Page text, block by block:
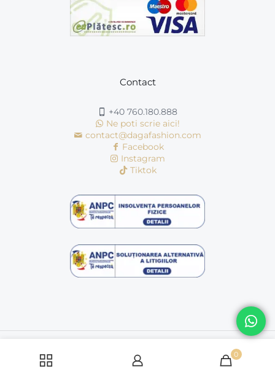
Contact
+40 760.180.888
Ne poti scrie aici!
contact@dagafashion.com
Facebook
Instagram
Tiktok
© Copyright 2016 - 2026 | dagafashion.ro | Toate drepturile
rezervate
0